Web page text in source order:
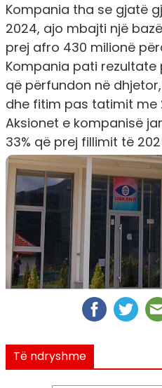
Kompania tha se gjatë
2024, ajo mbajti një
prej afro 430 milionë
Kompania pati
që përfundon në
dhe fitim pas tatimit me
Aksionet e kompanisë
33% që prej fillimit të
Të ndryshme